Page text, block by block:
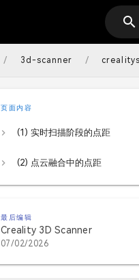
/ 3d-scanner /
页面内容
(1) 实时扫描阶段的点距
(2) 点云融合中的点距
最后编辑
Creality 3D Scanner
07/02/2026